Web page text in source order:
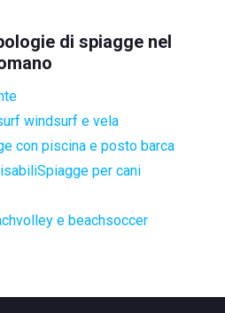
di spiagge nel
windsurf e vela
con piscina e posto barca
Spiagge per cani
e beachsoccer